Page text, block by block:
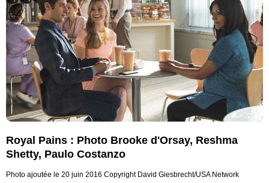
Royal Pains : Photo Brooke d'Orsay, Reshma
Shetty, Paulo Costanzo
Photo ajoutée le 20 juin 2016 Copyright David Giesbrecht/USA Network